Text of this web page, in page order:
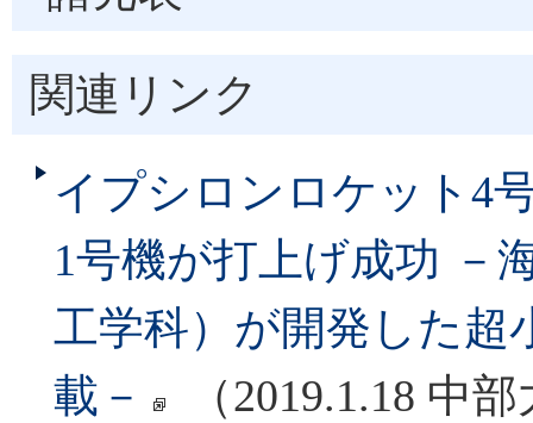
関連リンク
イプシロンロケット4
1号機が打上げ成功 －
工学科）が開発した超
載－
（2019.1.18 中